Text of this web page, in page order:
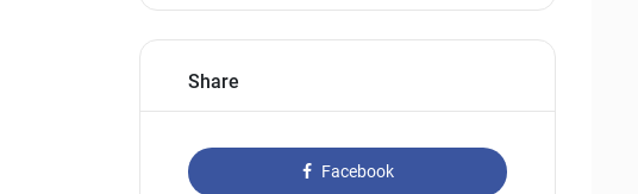
Share
Facebook